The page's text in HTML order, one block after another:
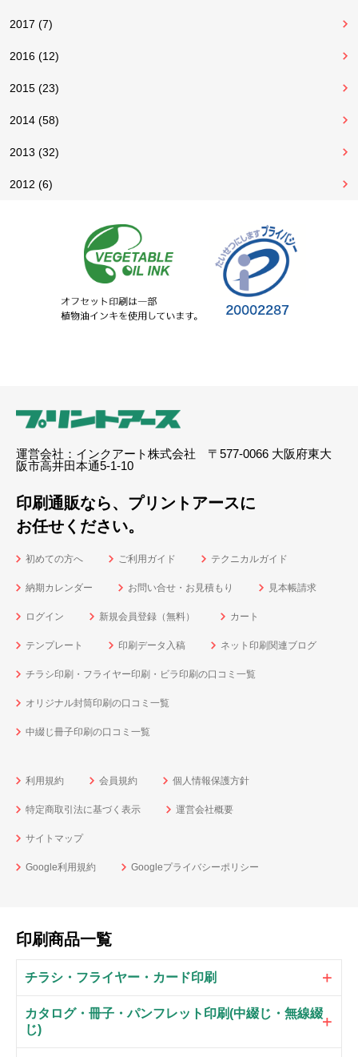
2017 (7)
2016 (12)
2015 (23)
2014 (58)
2013 (32)
2012 (6)
運営会社：インクアート株式会社 〒577-0066 大阪府東大
阪市高井田本通5-1-10
印刷通販なら、プリントアースに
お任せください。
初めての方へ ご利用ガイド テクニカルガイド
納期カレンダー お問い合せ・お見積もり 見本帳請求
ログイン 新規会員登録（無料） カート
テンプレート 印刷データ入稿 ネット印刷関連ブログ
チラシ印刷・フライヤー印刷・ビラ印刷の口コミ一覧
オリジナル封筒印刷の口コミ一覧
中綴じ冊子印刷の口コミ一覧
利用規約 会員規約 個人情報保護方針
特定商取引法に基づく表示 運営会社概要
サイトマップ
Google利用規約 Googleプライバシーポリシー
印刷商品一覧
チラシ・フライヤー・カード印刷
カタログ・冊子・パンフレット印刷(中綴じ・無線綴
じ)